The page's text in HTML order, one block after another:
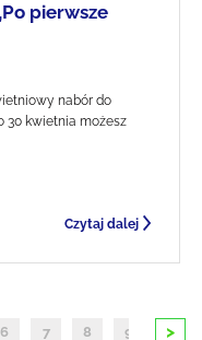
pierwsze
nabór do
30 kwietnia możesz
Czytaj dalej
6 7 8 9 10
>